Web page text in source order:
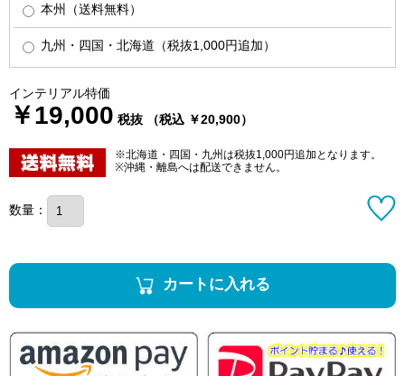
本州（送料無料）
九州・四国・北海道（税抜1,000円追加）
インテリアル特価
￥19,000 税抜 （税込 ￥20,900）
※北海道・四国・九州は税抜1,000円追加となります。
※沖縄・離島へは配送できません。
数量：
カートに入れる